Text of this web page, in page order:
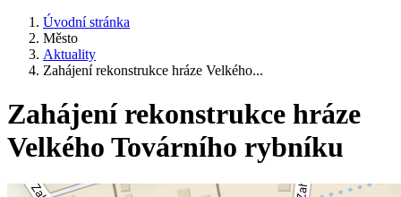
Úvodní stránka
Město
Aktuality
Zahájení rekonstrukce hráze Velkého...
Zahájení rekonstrukce hráze
Velkého Továrního rybníku